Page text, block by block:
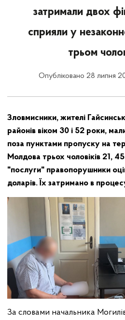
затримали двох
сприяли у
трьом
Опубліковано 28 липня
Зловмисники, жителі
районів віком 30 і 52 роки,
поза пунктами пропуску на
Молдова трьох чоловіків 21,
"послуги" правопорушники
доларів. Їх затримано в
За словами начальника